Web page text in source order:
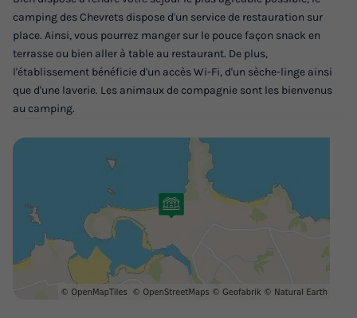
Meilleur prix pour 7 nuits
Modifier les dates
570 €
camping des Chevrets dispose d'un service de restauration sur
place. Ainsi, vous pourrez manger sur le pouce façon snack en
terrasse ou bien aller à table au restaurant. De plus,
l'établissement bénéficie d'un accès Wi-Fi, d'un sèche-linge ainsi
que d'une laverie. Les animaux de compagnie sont les bienvenus
au camping.